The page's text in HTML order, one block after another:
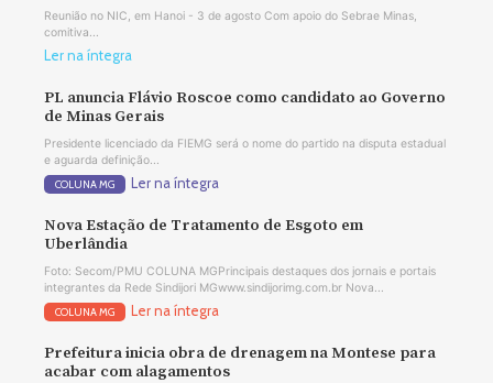
Reunião no NIC, em Hanoi - 3 de agosto Com apoio do Sebrae Minas,
comitiva...
Ler na íntegra
PL anuncia Flávio Roscoe como candidato ao Governo
de Minas Gerais
Presidente licenciado da FIEMG será o nome do partido na disputa estadual
e aguarda definição...
COLUNA MG Ler na íntegra
Nova Estação de Tratamento de Esgoto em
Uberlândia
Foto: Secom/PMU COLUNA MGPrincipais destaques dos jornais e portais
integrantes da Rede Sindijori MGwww.sindijorimg.com.br Nova...
COLUNA MG Ler na íntegra
Prefeitura inicia obra de drenagem na Montese para
acabar com alagamentos